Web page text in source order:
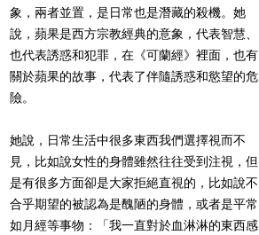
象，兩者並置，是日常也是潛藏的殺機。她
說，蘋果是西方宗教經典的意象，代表智慧、
也代表誘惑和犯罪，在《可蘭經》裡面，也有
關於蘋果的故事，代表了伴隨誘惑和慾望的危
險。
她說，日常生活中很多東西我們選擇視而不
見，比如說女性的身體雖然往往受到注視，但
是有很多方面卻是大家拒絕直視的，比如說不
合乎期望的被認為是醜陋的身體，或者是平常
如月經等事物：「我一直對於血淋淋的東西感